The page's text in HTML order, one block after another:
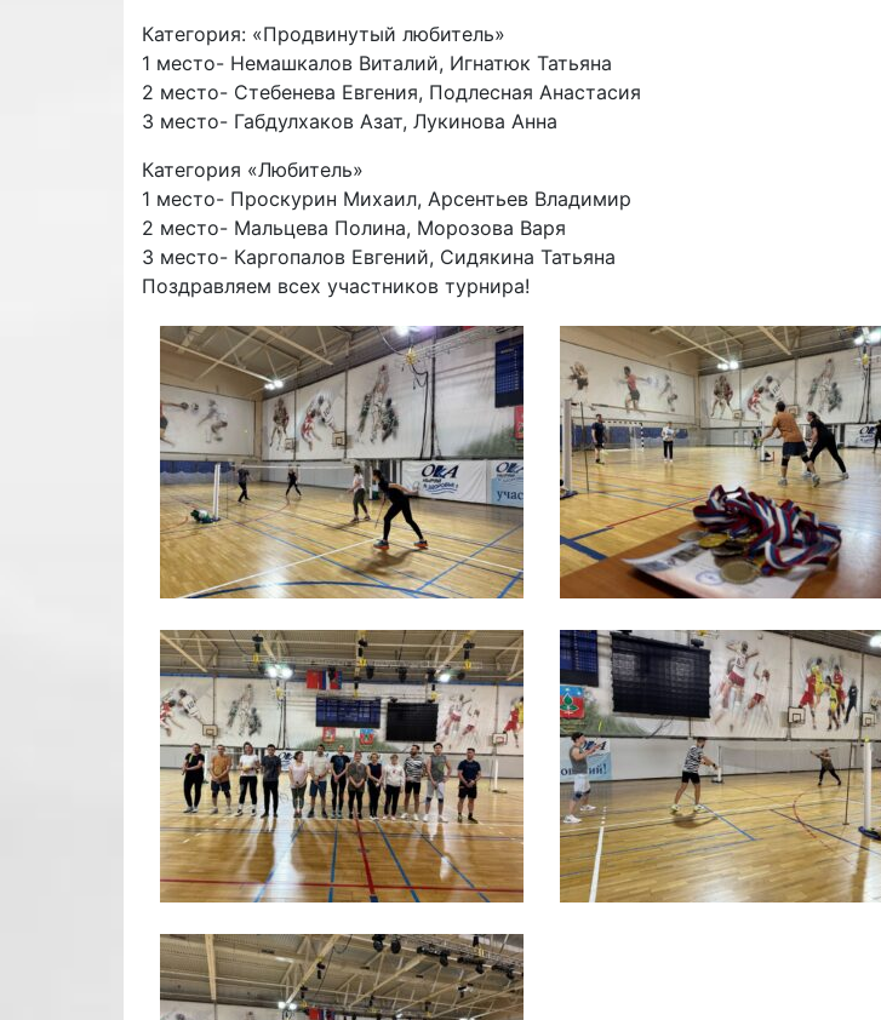
Категория: «Продвинутый любитель»
1 место- Немашкалов Виталий, Игнатюк Татьяна
2 место- Стебенева Евгения, Подлесная Анастасия
3 место- Габдулхаков Азат, Лукинова Анна
Категория «Любитель»
1 место- Проскурин Михаил, Арсентьев Владимир
2 место- Мальцева Полина, Морозова Варя
3 место- Каргопалов Евгений, Сидякина Татьяна
Поздравляем всех участников турнира!